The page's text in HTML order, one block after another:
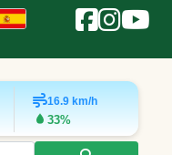
16.9 km/h
33%